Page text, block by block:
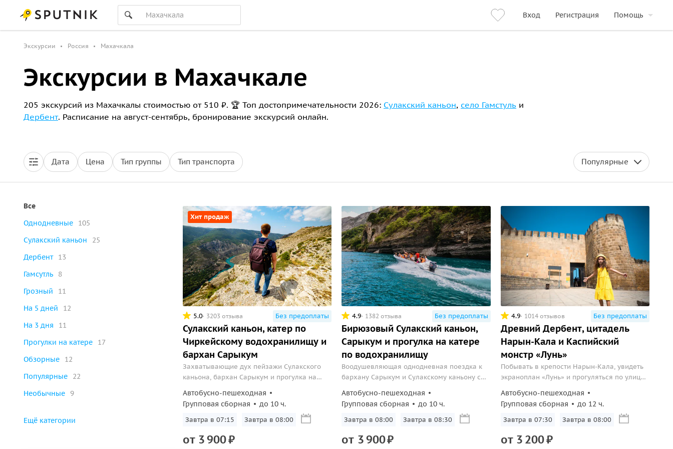
Вход Регистрация Помощь
Экскурсии Россия Махачкала
Экскурсии в Махачкале
205 экскурсий из Махачкалы стоимостью от 510 ₽. 🏆 Топ достопримечательности 2026: Сулакский каньон, село Гамстуль и
Дербент. Расписание на август-сентябрь, бронирование экскурсий онлайн.
Дата Цена Тип группы Тип транспорта Популярные
Все
Однодневные
105
Сулакский каньон
25
Дербент
13
Гамсутль
8
Грозный
11
На 5 дней
12
На 3 дня
11
Прогулки на катере
17
Обзорные
12
Популярные
22
Необычные
9
Ещё категории
Хит продаж
5.0 3203 отзыва Без предоплаты
Сулакский каньон, катер по
Чиркейскому водохранилищу и
бархан Сарыкум
Захватывающие дух пейзажи Сулакского
каньона, бархан Сарыкум и прогулка на
водохранилищу.
Автобусно-пешеходная
Групповая сборная
до 10 ч.
Завтра в 07:15 Завтра в 08:00
от 3900₽
4.9 1382 отзыва Без предоплаты
Бирюзовый Сулакский каньон,
Сарыкум и прогулка на катере
по водохранилищу
Воодушевляющая однодневная поездка к
бархану Сарыкум и Сулакскому каньону с
форелевого хозяйства.
Автобусно-пешеходная
Групповая сборная
до 10 ч.
Завтра в 08:00 Завтра в 08:30
от 3900₽
4.9 1014 отзывов Без предоплаты
Древний Дербент, цитадель
Нарын-Кала и Каспийский
монстр «Лунь»
Побывать в крепости Нарын-Кала, увидеть
экраноплан «Лунь» и прогуляться по улице
Автобусно-пешеходная
Групповая сборная
до 12 ч.
Завтра в 07:30 Завтра в 08:00
от 3 200₽